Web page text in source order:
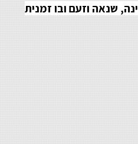
שנאה וזעם ובו זמנית